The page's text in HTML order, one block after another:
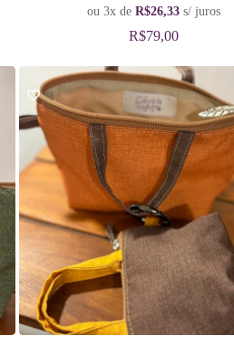
ou 3x de R$26,33 s/ juros
R$79,00